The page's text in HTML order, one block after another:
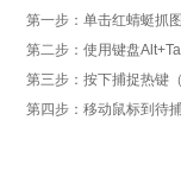
第一步：单击红蜻蜓抓
第二步：使用键盘
第三步：按下捕捉热键
第四步：移动鼠标到待